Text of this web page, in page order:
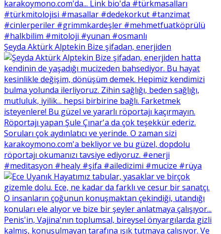
Şeyda Aktürk Alptekin Bize şifadan, enerjiden